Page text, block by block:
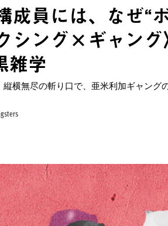
成員には、なぜ“
シング×ギャング
学
横無尽の斬り口で、亜米利加ギャング